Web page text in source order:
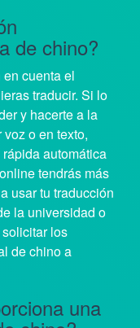
de chino?
cuenta el
traducir. Si lo
y hacerte a la
o en texto,
automática
tendrás más
usar tu traducción
la universidad o
los
de chino a
una